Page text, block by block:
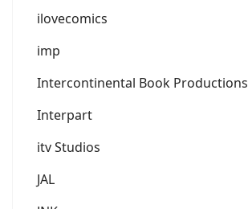
ilovecomics
imp
Intercontinental Book Productions
Interpart
itv Studios
JAL